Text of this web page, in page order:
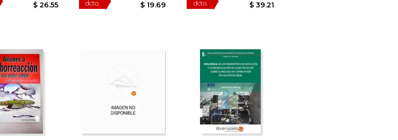
50%
dcto.
$ 39.39 50%